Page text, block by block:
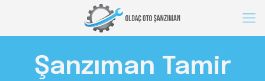
Şanzıman Tamir